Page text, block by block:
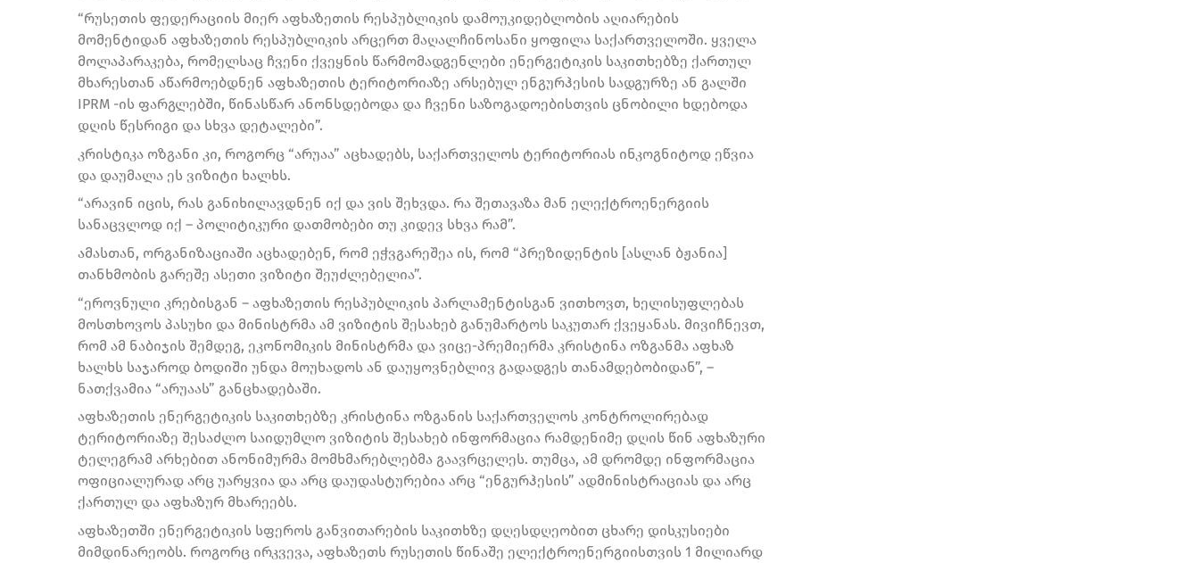
“რუსეთის ფედერაციის მიერ აფხაზეთის რესპუბლიკის დამოუკიდებლობის აღიარების
მომენტიდან აფხაზეთის რესპუბლიკის არცერთ მაღალჩინოსანი ყოფილა საქართველოში. ყველა
მოლაპარაკება, რომელსაც ჩვენი ქვეყნის წარმომადგენლები ენერგეტიკის საკითხებზე ქართულ
მხარესთან აწარმოებდნენ აფხაზეთის ტერიტორიაზე არსებულ ენგურჰესის სადგურზე ან გალში
IPRM -ის ფარგლებში, წინასწარ ანონსდებოდა და ჩვენი საზოგადოებისთვის ცნობილი ხდებოდა
დღის წესრიგი და სხვა დეტალები”.
კრისტიკა ოზგანი კი, როგორც “არუაა” აცხადებს, საქართველოს ტერიტორიას ინკოგნიტოდ ეწვია
და დაუმალა ეს ვიზიტი ხალხს.
“არავინ იცის, რას განიხილავდნენ იქ და ვის შეხვდა. რა შეთავაზა მან ელექტროენერგიის
სანაცვლოდ იქ – პოლიტიკური დათმობები თუ კიდევ სხვა რამ”.
ამასთან, ორგანიზაციაში აცხადებენ, რომ ეჭვგარეშეა ის, რომ “პრეზიდენტის [ასლან ბჟანია]
თანხმობის გარეშე ასეთი ვიზიტი შეუძლებელია”.
“ეროვნული კრებისგან – აფხაზეთის რესპუბლიკის პარლამენტისგან ვითხოვთ, ხელისუფლებას
მოსთხოვოს პასუხი და მინისტრმა ამ ვიზიტის შესახებ განუმარტოს საკუთარ ქვეყანას. მივიჩნევთ,
რომ ამ ნაბიჯის შემდეგ, ეკონომიკის მინისტრმა და ვიცე-პრემიერმა კრისტინა ოზგანმა აფხაზ
ხალხს საჯაროდ ბოდიში უნდა მოუხადოს ან დაუყოვნებლივ გადადგეს თანამდებობიდან”, –
ნათქვამია “არუაას” განცხადებაში.
აფხაზეთის ენერგეტიკის საკითხებზე კრისტინა ოზგანის საქართველოს კონტროლირებად
ტერიტორიაზე შესაძლო საიდუმლო ვიზიტის შესახებ ინფორმაცია რამდენიმე დღის წინ აფხაზური
ტელეგრამ არხებით ანონიმურმა მომხმარებლებმა გაავრცელეს. თუმცა, ამ დრომდე ინფორმაცია
ოფიციალურად არც უარყვია და არც დაუდასტურებია არც “ენგურჰესის” ადმინისტრაციას და არც
ქართულ და აფხაზურ მხარეებს.
აფხაზეთში ენერგეტიკის სფეროს განვითარების საკითხზე დღესდღეობით ცხარე დისკუსიები
მიმდინარეობს. როგორც ირკვევა, აფხაზეთს რუსეთის წინაშე ელექტროენერგიისთვის 1 მილიარდ